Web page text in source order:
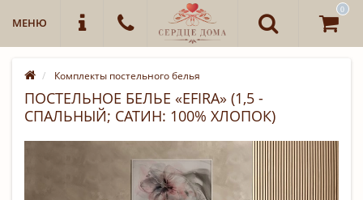
МЕНЮ
0
Комплекты постельного белья
ПОСТЕЛЬНОЕ БЕЛЬЕ «EFIRA» (1,5 -
СПАЛЬНЫЙ; САТИН: 100% ХЛОПОК)